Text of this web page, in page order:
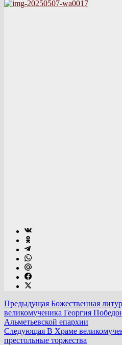
Предыдущая Божественная
великомученика Георгия
Альметьевской епархии
Следующая В Храме
престольные торжества